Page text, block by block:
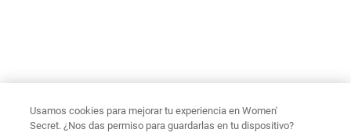
Usamos cookies para mejorar tu experiencia en Women'
Secret. ¿Nos das permiso para guardarlas en tu dispositivo?